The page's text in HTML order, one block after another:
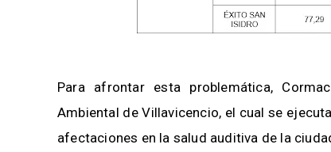
Para afrontar esta problemática,
Ambiental de Villavicencio, el cual se
afectaciones en la salud auditiva de la